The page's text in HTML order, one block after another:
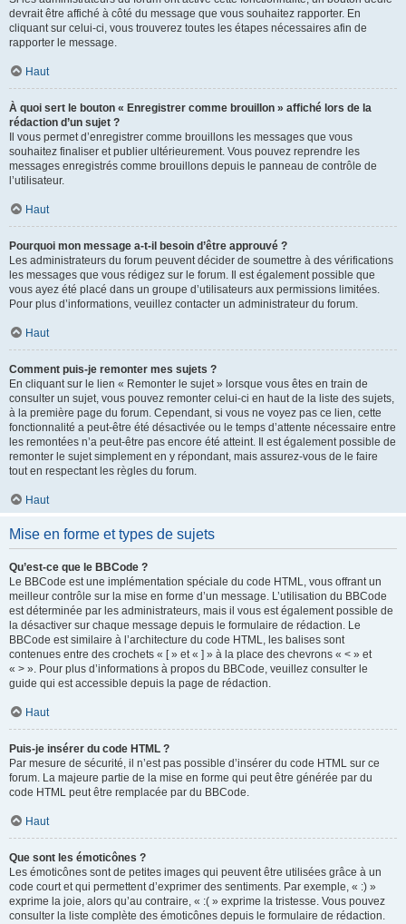
devrait être affiché à côté du message que vous souhaitez rapporter. En
cliquant sur celui-ci, vous trouverez toutes les étapes nécessaires afin de
rapporter le message.
Haut
À quoi sert le bouton « Enregistrer comme brouillon » affiché lors de la
rédaction d’un sujet ?
Il vous permet d’enregistrer comme brouillons les messages que vous
souhaitez finaliser et publier ultérieurement. Vous pouvez reprendre les
messages enregistrés comme brouillons depuis le panneau de contrôle de
l’utilisateur.
Haut
Pourquoi mon message a-t-il besoin d’être approuvé ?
Les administrateurs du forum peuvent décider de soumettre à des vérifications
les messages que vous rédigez sur le forum. Il est également possible que
vous ayez été placé dans un groupe d’utilisateurs aux permissions limitées.
Pour plus d’informations, veuillez contacter un administrateur du forum.
Haut
Comment puis-je remonter mes sujets ?
En cliquant sur le lien « Remonter le sujet » lorsque vous êtes en train de
consulter un sujet, vous pouvez remonter celui-ci en haut de la liste des sujets,
à la première page du forum. Cependant, si vous ne voyez pas ce lien, cette
fonctionnalité a peut-être été désactivée ou le temps d’attente nécessaire entre
les remontées n’a peut-être pas encore été atteint. Il est également possible de
remonter le sujet simplement en y répondant, mais assurez-vous de le faire
tout en respectant les règles du forum.
Haut
Mise en forme et types de sujets
Qu’est-ce que le BBCode ?
Le BBCode est une implémentation spéciale du code HTML, vous offrant un
meilleur contrôle sur la mise en forme d’un message. L’utilisation du BBCode
est déterminée par les administrateurs, mais il vous est également possible de
la désactiver sur chaque message depuis le formulaire de rédaction. Le
BBCode est similaire à l’architecture du code HTML, les balises sont
contenues entre des crochets « [ » et « ] » à la place des chevrons « < » et
« > ». Pour plus d’informations à propos du BBCode, veuillez consulter le
guide qui est accessible depuis la page de rédaction.
Haut
Puis-je insérer du code HTML ?
Par mesure de sécurité, il n’est pas possible d’insérer du code HTML sur ce
forum. La majeure partie de la mise en forme qui peut être générée par du
code HTML peut être remplacée par du BBCode.
Haut
Que sont les émoticônes ?
Les émoticônes sont de petites images qui peuvent être utilisées grâce à un
code court et qui permettent d’exprimer des sentiments. Par exemple, « :) »
exprime la joie, alors qu’au contraire, « :( » exprime la tristesse. Vous pouvez
consulter la liste complète des émoticônes depuis le formulaire de rédaction.